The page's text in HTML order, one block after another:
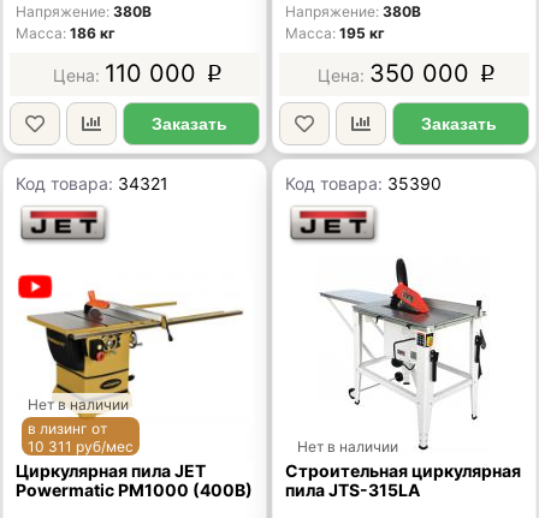
Напряжение 380В
Масса 186 кг
110 000 p
Заказать
Напряжение 380В
Масса 195 кг
350 000 p
Заказать
Код товара: 34321
Нет в наличии
в лизинг от
10 311 руб/мес
Циркулярная пила JET
Powermatic PM1000 (400В)
Код товара: 35390
Нет в наличии
Строительная циркулярная
пила JTS-315LA